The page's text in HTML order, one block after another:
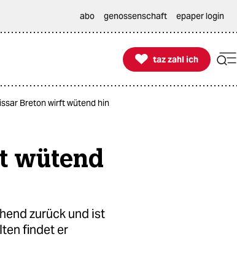
abo genossenschaft epaper login

taz zahl ich
taz zahl ich
Breton wirft wütend hin
wütend
zurück und ist
findet er